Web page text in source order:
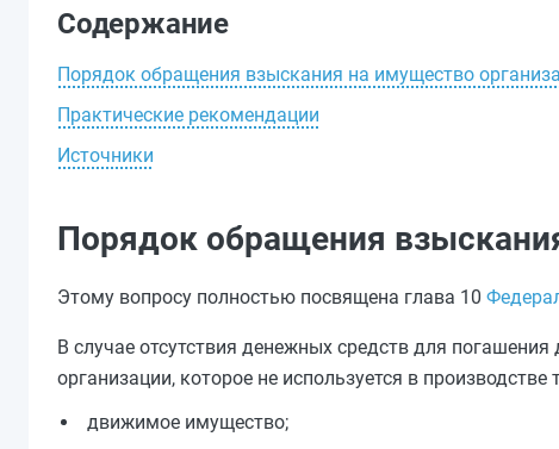
Содержание
Порядок обращения взыскания на имущество
Практические рекомендации
Источники
Порядок обращения
Этому вопросу полностью посвящена глава 10
В случае отсутствия денежных средств для
организации, которое не используется в
движимое имущество;